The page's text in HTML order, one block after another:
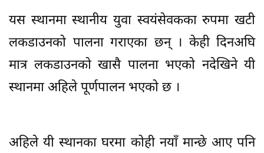
यस स्थानमा स्थानीय युवा स्वयंसेवकका रुपमा खटी
लकडाउनको पालना गराएका छन् । केही दिनअघि
मात्र लकडाउनको खासै पालना भएको नदेखिने यी
स्थानमा अहिले पूर्णपालन भएको छ ।
अहिले यी स्थानका घरमा कोही नयाँ मान्छे आए पनि